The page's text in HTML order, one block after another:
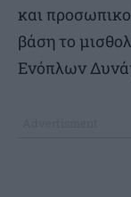
και
βάση το
Ενόπλων